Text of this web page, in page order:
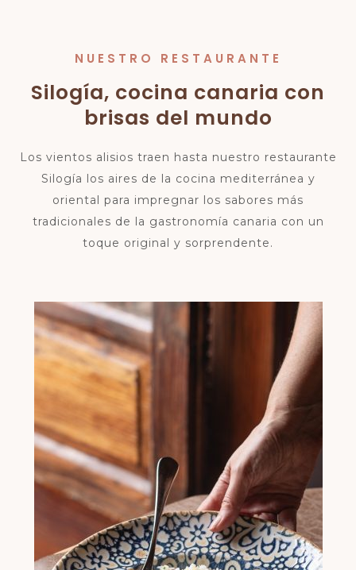
NUESTRO RESTAURANTE
Silogía, cocina canaria con
brisas del mundo
Los vientos alisios traen hasta nuestro restaurante
Silogía los aires de la cocina mediterránea y
oriental para impregnar los sabores más
tradicionales de la gastronomía canaria con un
toque original y sorprendente.